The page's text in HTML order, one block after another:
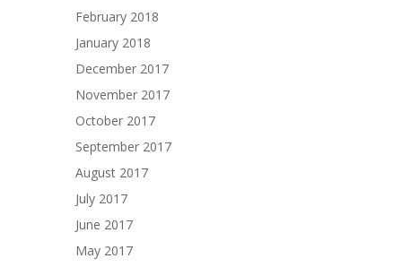
February 2018
January 2018
December 2017
November 2017
October 2017
September 2017
August 2017
July 2017
June 2017
May 2017